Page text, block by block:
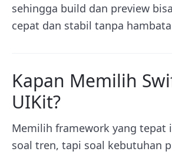
sehingga build dan preview
cepat dan stabil tanpa
Kapan Memilih
UIKit?
Memilih framework yang tepat
soal tren, tapi soal kebutuhan